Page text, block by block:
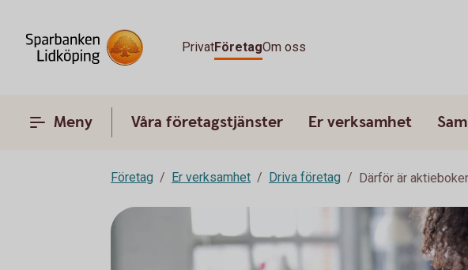
PrivatFöretagOm oss
Meny Våra företagstjänster Er verksamhet
Företag Er verksamhet Driva företag Därför är